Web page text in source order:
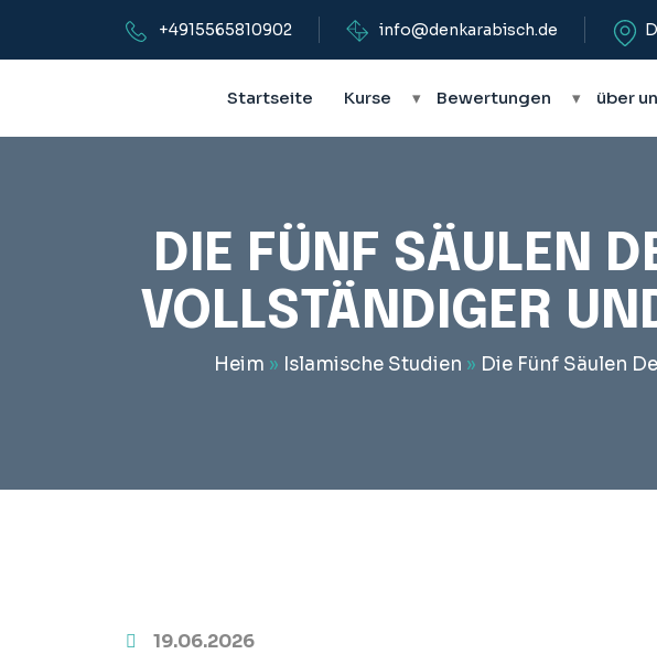
+4915565810902 info@denkarabisch.de
Startseite Kurse ▾ Bewertungen ▾ über
DIE FÜNF SÄULEN
VOLLSTÄNDIGER
Heim » Islamische Studien » Die Fünf Säulen
19.06.2026